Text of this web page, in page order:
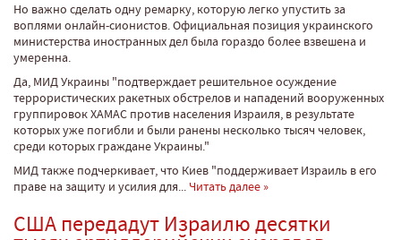
Но важно сделать одну ремарку, которую легко упустить за
воплями онлайн-сионистов. Официальная позиция украинского
министерства иностранных дел была гораздо более взвешена и
умеренна.
Да, МИД Украины "подтверждает решительное осуждение
террористических ракетных обстрелов и нападений вооруженных
группировок ХАМАС против населения Израиля, в результате
которых уже погибли и были ранены несколько тысяч человек,
среди которых граждане Украины."
МИД также подчеркивает, что Киев "поддерживает Израиль в его
праве на защиту и усилия для... Читать далее »
США передадут Израилю десятки